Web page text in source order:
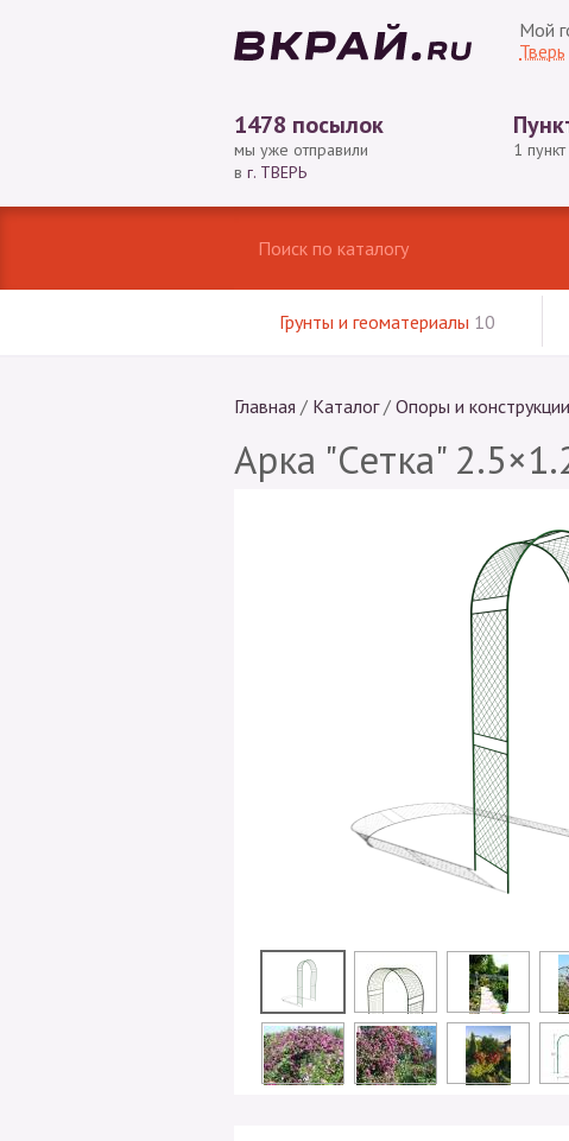
Мой
Тверь
1478 посылок
мы уже отправили
в г. ТВЕРЬ
1
Грунты и геоматериалы 10
Главная / Каталог / Опоры и конструкции
Арка "Сетка"